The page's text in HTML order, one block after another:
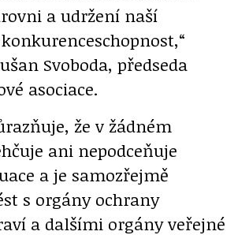
a udržení naší
Svoboda, předseda
asociace.
že v žádném
ani nepodceňuje
a je samozřejmě
s orgány ochrany
a dalšími orgány veřejné